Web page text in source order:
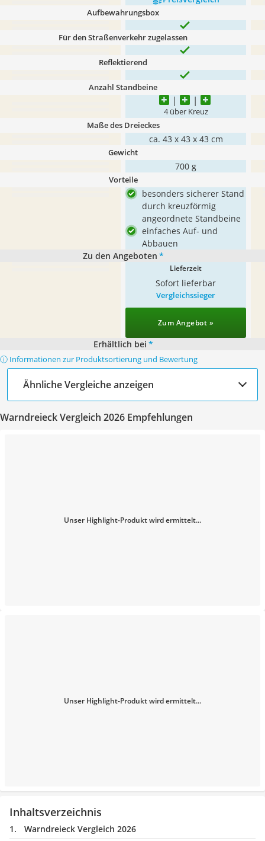
Aufbewahrungsbox
Für den Straßenverkehr zugelassen
Reflektierend
Anzahl Standbeine
4 über Kreuz
Maße des Dreieckes
ca. 43 x 43 x 43 cm
Gewicht
700 g
Vorteile
besonders sicherer Stand
durch kreuzförmig
angeordnete Standbeine
einfaches Auf- und
Abbauen
Zu den Angeboten *
Lieferzeit
Sofort lieferbar
Vergleichssieger
Zum Angebot »
Erhältlich bei *
ⓘ Informationen zur Produktsortierung und Bewertung
Ähnliche Vergleiche anzeigen
Warndreieck Vergleich 2026 Empfehlungen
Unser Highlight-Produkt wird ermittelt...
Unser Highlight-Produkt wird ermittelt...
Inhaltsverzeichnis
Warndreieck Vergleich 2026